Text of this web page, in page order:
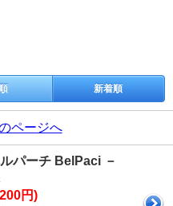
新着順
ページへ
パーチ BelPaci －
円)